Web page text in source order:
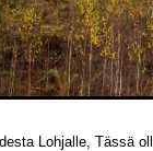
Lohjalle, Tässä